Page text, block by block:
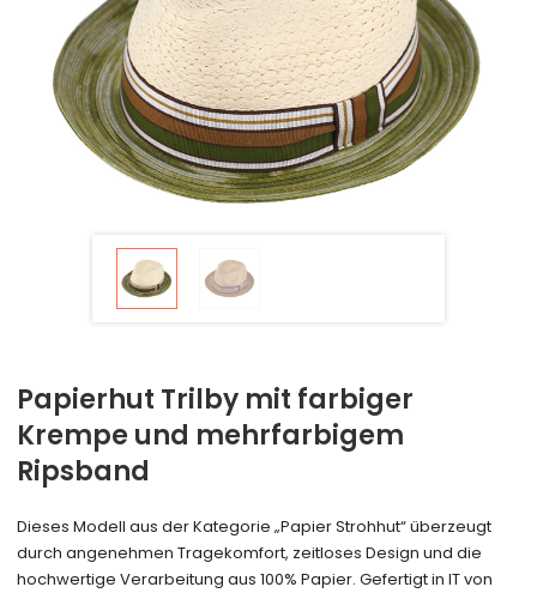
Papierhut Trilby mit farbiger
Krempe und mehrfarbigem
Ripsband
Dieses Modell aus der Kategorie „Papier Strohhut“ überzeugt
durch angenehmen Tragekomfort, zeitloses Design und die
hochwertige Verarbeitung aus 100% Papier. Gefertigt in IT von